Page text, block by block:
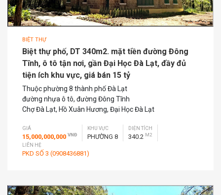
BIỆT THỰ
Biệt thự phố, DT 340m2. mặt tiền đường Đông
Tĩnh, ô tô tận nơi, gần Đại Học Đà Lạt, đầy đủ
tiện ích khu vực, giá bán 15 tỷ
Thuộc phường 8 thành phố Đà Lạt
đường nhựa ô tô, đường Đông Tĩnh
Chợ Đà Lạt, Hồ Xuân Hương, Đại Học Đà Lạt
GIÁ
15,000,000,000 VNĐ
KHU VỰC
PHƯỜNG 8
DIỆN TÍCH
340.2 M2
LIÊN HỆ
PKD SỐ 3 (0908436881)